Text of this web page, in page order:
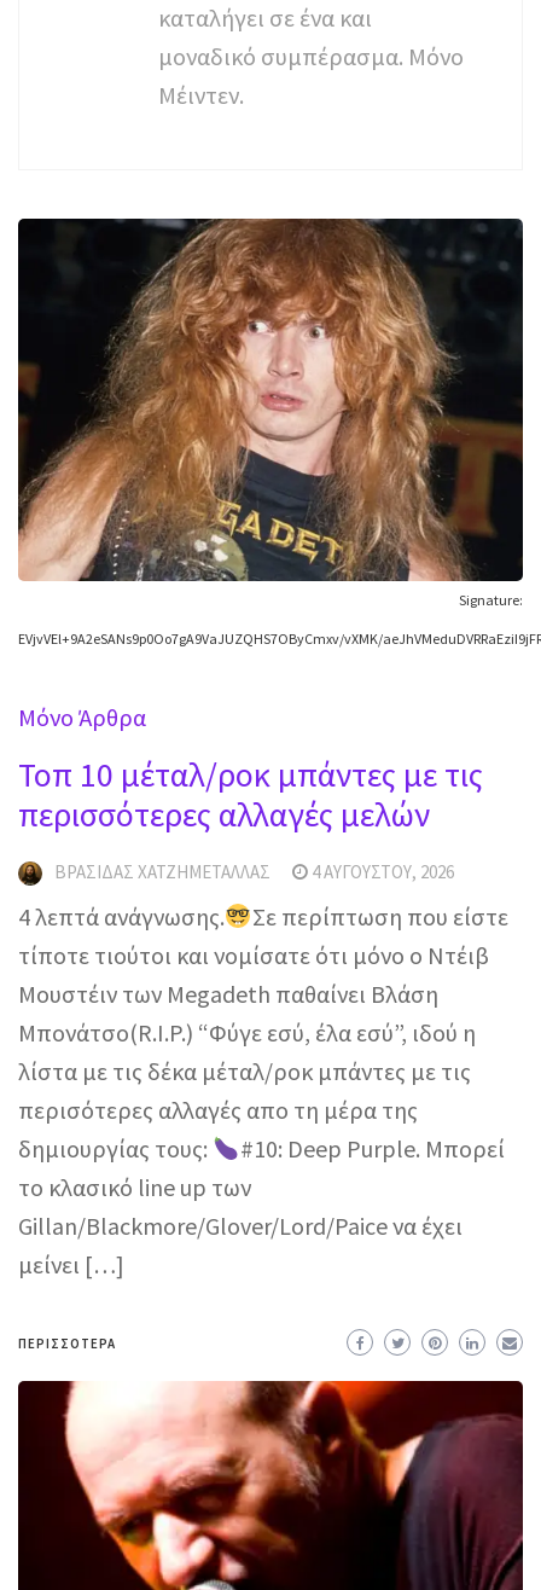
καταλήγει σε ένα και
μοναδικό συμπέρασμα. Μόνο
Μέιντεν.
Signature:
EVjvVEl+9A2eSANs9p0Oo7gA9VaJUZQHS7OByCmxv/vXMK/
Mόνο Άρθρα
Τοπ 10 μέταλ/ροκ μπάντες με τις
περισσότερες αλλαγές μελών
ΒΡΑΣΊΔΑΣ ΧΑΤΖΗΜΕΤΑΛΛΆΣ 4 ΑΥΓΟΎΣΤΟΥ, 2026
4 λεπτά ανάγνωσης.
Σε περίπτωση που είστε
τίποτε τιούτοι και νομίσατε ότι μόνο ο Ντέιβ
Μουστέιν των Megadeth παθαίνει Βλάση
Μπονάτσο(R.I.P.) “Φύγε εσύ, έλα εσύ”, ιδού η
λίστα με τις δέκα μέταλ/ροκ μπάντες με τις
περισότερες αλλαγές απο τη μέρα της
δημιουργίας τους:
#10: Deep Purple. Μπορεί
το κλασικό line up των
Gillan/Blackmore/Glover/Lord/Paice να έχει
μείνει […]
ΠΕΡΙΣΣΌΤΕΡΑ